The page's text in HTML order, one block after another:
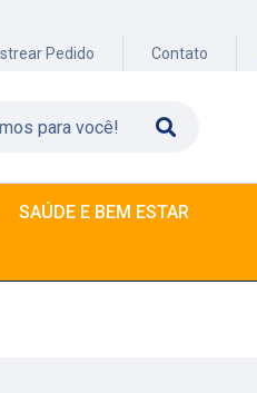
Pedido Contato
SAÚDE E BEM ESTAR